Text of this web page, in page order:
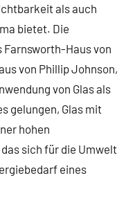
als auch
bietet. Die
Haus von
von Phillip Johnson,
von Glas als
gelungen, Glas mit
hohen
sich für die Umwelt
eines